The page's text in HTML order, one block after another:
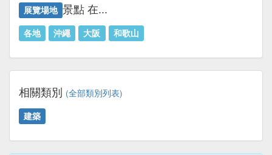
展覽場地 景點 在...
各地 沖繩 大阪 和歌山
相關類別 (全部類別列表)
建築